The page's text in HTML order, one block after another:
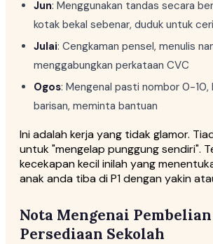
Jun: Menggunakan tandas secara
kotak bekal sebenar, duduk untuk
Julai: Cengkaman pensel, menulis
menggabungkan perkataan CVC
Ogos: Mengenal pasti nombor 0-10,
barisan, meminta bantuan
Ini adalah kerja yang tidak glamor.
untuk "mengelap punggung sendiri".
kecekapan kecil inilah yang
anak anda tiba di P1 dengan yakin
Nota Mengenai Pembelian
Persediaan Sekolah